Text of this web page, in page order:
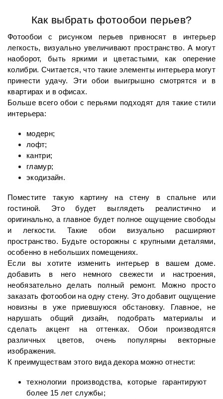
Как выбрать фотообои перьев?
Фотообои с рисунком перьев привносят в интерьер
легкость, визуально увеличивают пространство. А могут
наоборот, быть яркими и цветастыми, как оперение
колибри. Считается, что такие элементы интерьера могут
принести удачу. Эти обои выигрышно смотрятся и в
квартирах и в офисах.
Больше всего обои с перьями подходят для такие стили
интерьера:
модерн;
лофт;
кантри;
гламур;
экодизайн.
Поместите такую картину на стену в спальне или
гостиной. Это будет выглядеть реалистично и
оригинально, а главное будет полное ощущение свободы
и легкости. Такие обои визуально расширяют
пространство. Будьте осторожны с крупными деталями,
особенно в небольших помещениях.
Если вы хотите изменить интерьер в вашем доме.
добавить в него немного свежести и настроения,
необязательно делать полный ремонт. Можно просто
заказать фотообои на одну стену. Это добавит ощущение
новизны в уже приевшуюся обстановку. Главное, не
нарушать общий дизайн, подобрать материалы и
сделать акцент на оттенках. Обои производятся
различных цветов, очень популярны векторные
изображения.
К преимуществам этого вида декора можно отнести:
технологии производства, которые гарантируют
более 15 лет службы;